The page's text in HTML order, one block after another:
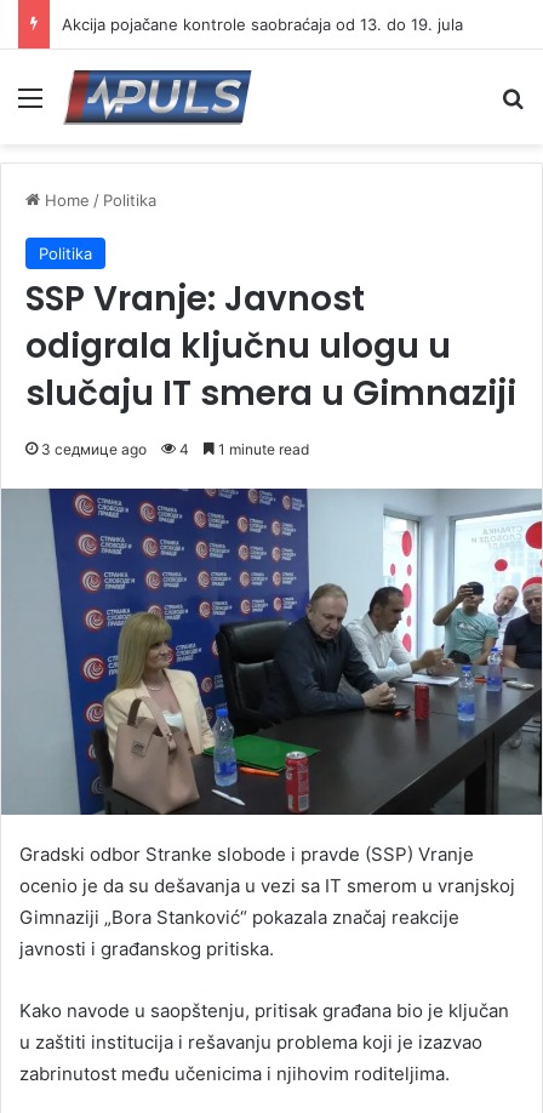
Akcija pojačane kontrole saobraćaja od 13. do 19. jula
Menu
Home / Politika
Politika
SSP Vranje: Javnost
odigrala ključnu ulogu u
slučaju IT smera u Gimnaziji
3 седмице ago 4 1 minute read
Gradski odbor Stranke slobode i pravde (SSP) Vranje
ocenio je da su dešavanja u vezi sa IT smerom u vranjskoj
Gimnaziji „Bora Stanković“ pokazala značaj reakcije
javnosti i građanskog pritiska.
Kako navode u saopštenju, pritisak građana bio je ključan
u zaštiti institucija i rešavanju problema koji je izazvao
zabrinutost među učenicima i njihovim roditeljima.